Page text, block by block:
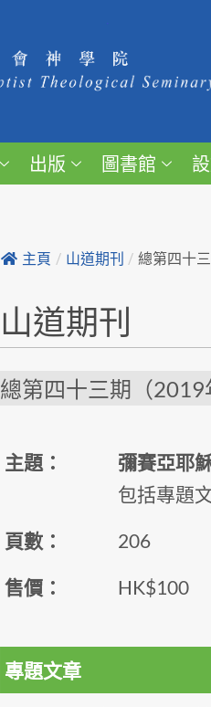
出版 圖書館
主頁 / 山道期刊 / 總第四十
山道期刊
總第四十三期（2019
主題：
彌賽亞耶
包括專題
頁數： 206
售價： HK$100
專題文章